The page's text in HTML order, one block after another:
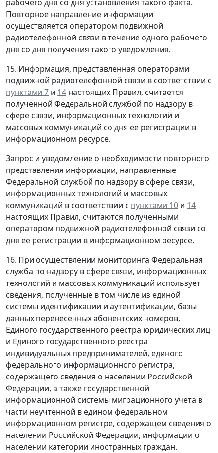
рабочего дня со дня установления такого факта.
Повторное направление информации
осуществляется оператором подвижной
радиотелефонной связи в течение одного рабочего
дня со дня получения такого уведомления.
15. Информация, представленная операторами
подвижной радиотелефонной связи в соответствии с
пунктами 7 и 14 настоящих Правил, считается
полученной Федеральной службой по надзору в
сфере связи, информационных технологий и
массовых коммуникаций со дня ее регистрации в
информационном ресурсе.
Запрос и уведомление о необходимости повторного
представления информации, направленные
Федеральной службой по надзору в сфере связи,
информационных технологий и массовых
коммуникаций в соответствии с пунктами 10 и 14
настоящих Правил, считаются полученными
оператором подвижной радиотелефонной связи со
дня ее регистрации в информационном ресурсе.
16. При осуществлении мониторинга Федеральная
служба по надзору в сфере связи, информационных
технологий и массовых коммуникаций использует
сведения, полученные в том числе из единой
системы идентификации и аутентификации, базы
данных перенесенных абонентских номеров,
Единого государственного реестра юридических лиц
и Единого государственного реестра
индивидуальных предпринимателей, единого
федерального информационного регистра,
содержащего сведения о населении Российской
Федерации, а также государственной
информационной системы миграционного учета в
части неучтенной в едином федеральном
информационном регистре, содержащем сведения о
населении Российской Федерации, информации о
населении категории иностранных граждан.